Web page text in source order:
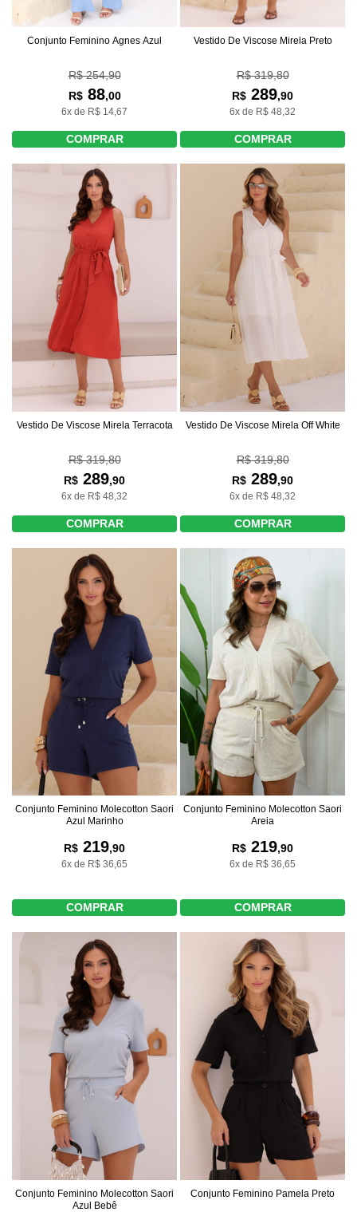
Conjunto Feminino Agnes Azul
R$ 254,90
R$88,00
6x de R$ 14,67
COMPRAR
Vestido De Viscose Mirela Preto
R$ 319,80
R$ 289,90
6x de R$ 48,32
COMPRAR
Vestido De Viscose Mirela Terracota
R$ 319,80
R$ 289,90
6x de R$ 48,32
COMPRAR
Vestido De Viscose Mirela Off White
R$ 319,80
R$ 289,90
6x de R$ 48,32
COMPRAR
Conjunto Feminino Molecotton Saori
Azul Marinho
R$ 219,90
6x de R$ 36,65
COMPRAR
Conjunto Feminino Molecotton Saori
Areia
R$ 219,90
6x de R$ 36,65
COMPRAR
Conjunto Feminino Molecotton Saori
Azul Bebê
Conjunto Feminino Pamela Preto